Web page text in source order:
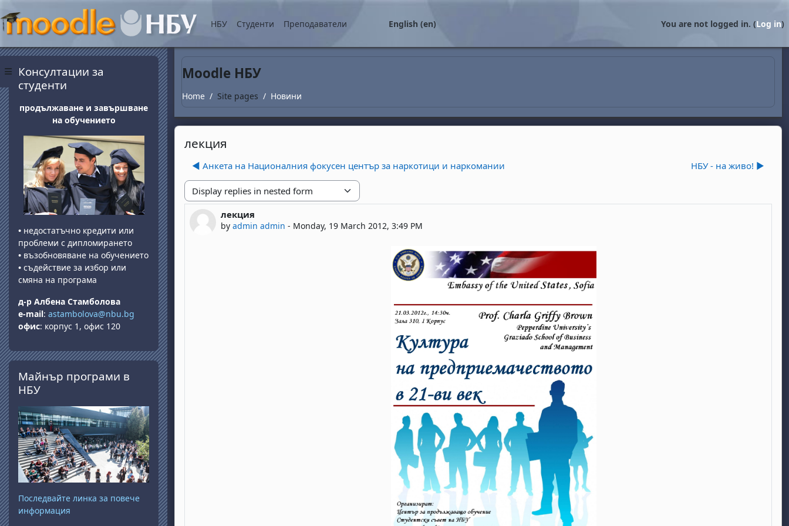
Side panel
НБУ Студенти Преподаватели English ‎(en)‎ You are not logged in. (Log in)
Moodle НБУ
Home Site pages Новини
лекция
◀︎ Анкета на Националния фокусен център за наркотици и наркомании НБУ - на живо! ▶︎
Display mode
лекция
by admin admin - Monday, 19 March 2012, 3:49 PM
Number of replies: 0
Blocks
Консултации за
студенти
продължаване и завършване
на обучението
• недостатъчно кредити или
проблеми с дипломирането
• възобновяване на обучението
• съдействие за избор или
смяна на програма
д-р Албена Стамболова
e-mail: astambolova@nbu.bg
офис: корпус 1, офис 120
Skip Майнър програми в НБУ
Майнър програми в
НБУ
Последвайте линка за повече
информация